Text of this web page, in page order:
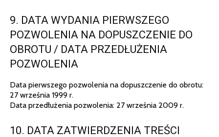
9. DATA WYDANIA PIERWSZEGO
POZWOLENIA NA DOPUSZCZENIE DO
OBROTU / DATA PRZEDŁUŻENIA
POZWOLENIA
Data pierwszego pozwolenia na dopuszczenie do obrotu:
27 września 1999 r.
Data przedłużenia pozwolenia: 27 września 2009 r.
10. DATA ZATWIERDZENIA TREŚCI